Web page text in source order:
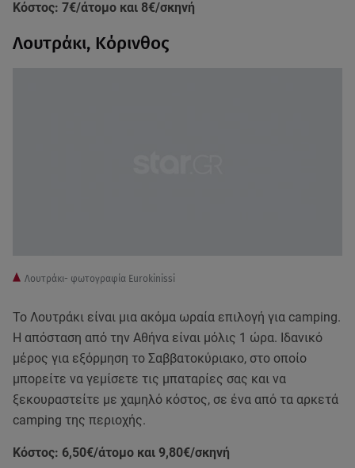
Κόστος: 7€/άτομο και 8€/σκηνή
Λουτράκι, Κόρινθος
Λουτράκι- φωτογραφία Eurokinissi
Το Λουτράκι είναι μια ακόμα ωραία επιλογή για camping.
H απόσταση από την Αθήνα είναι μόλις 1 ώρα. Ιδανικό
μέρος για εξόρμηση το Σαββατοκύριακο, στο οποίο
μπορείτε να γεμίσετε τις μπαταρίες σας και να
ξεκουραστείτε με χαμηλό κόστος, σε ένα από τα αρκετά
camping της περιοχής.
Κόστος: 6,50€/άτομο και 9,80€/σκηνή